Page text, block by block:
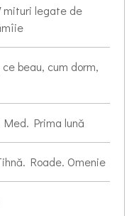
mituri legate de
beau, cum dorm,
Prima lună
Roade. Omenie